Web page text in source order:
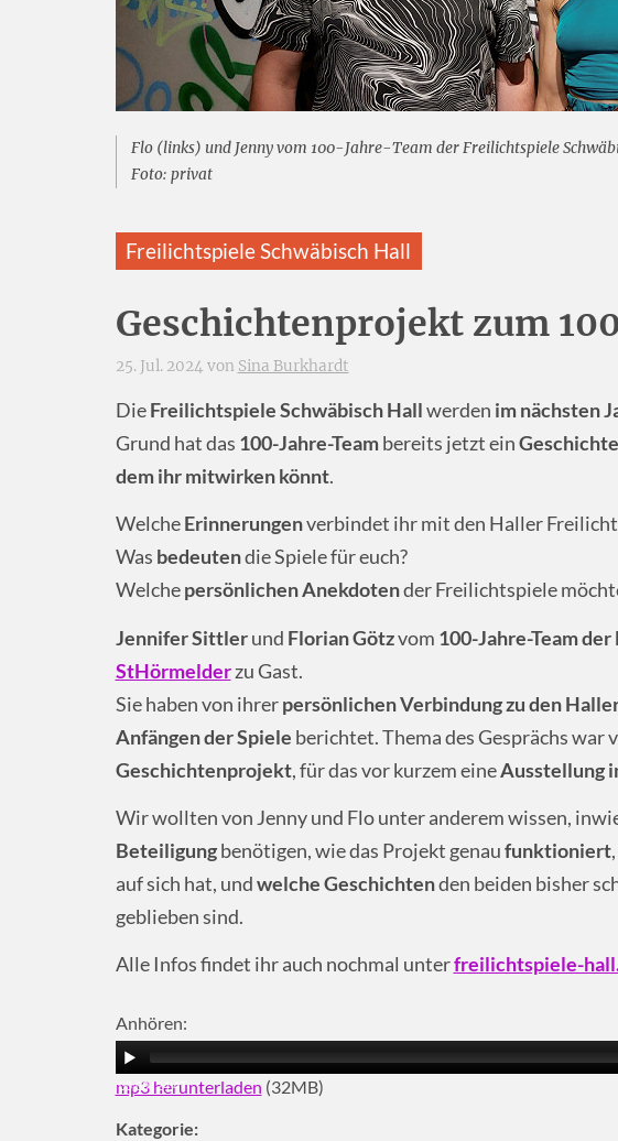
Flo (links) und Jenny vom 100-Jahre-Team der Freilichtspiele
Foto: privat
Freilichtspiele Schwäbisch Hall
Geschichtenprojekt zum
25. Jul. 2024 von Sina Burkhardt
DieFreilichtspiele Schwäbisch Hallwerden im nächsten
Grund hat das 100-Jahre-Teambereits jetzt ein
dem ihr mitwirken könnt.
WelcheErinnerungenverbindet ihr mit den Haller
Was bedeutendie Spiele für euch?
WelchepersönlichenAnekdotender Freilichtspiele
Jennifer Sittlerund FlorianGötzvom 100-Jahre-Team
StHörmelderzu Gast.
Sie haben von ihrerpersönlichen Verbindung zu den
Anfängen der Spiele berichtet. Thema des Gesprächs war
Geschichtenprojekt, für das vor kurzem eineAusstellung
Wir wollten von Jenny und Flo unter anderem wissen,
Beteiligungbenötigen, wie das Projekt genaufunktioniert
auf sich hat, undwelche Geschichtenden beiden bisher
geblieben sind.
Alle Infos findet ihr auch nochmal unterfreilichtspiele-
Anhören:
00:00 24:47
mp3 herunterladen (32MB)
Kategorie: